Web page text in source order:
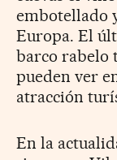
embotellado
Europa. El
barco rabelo
pueden ver
atracción
En la